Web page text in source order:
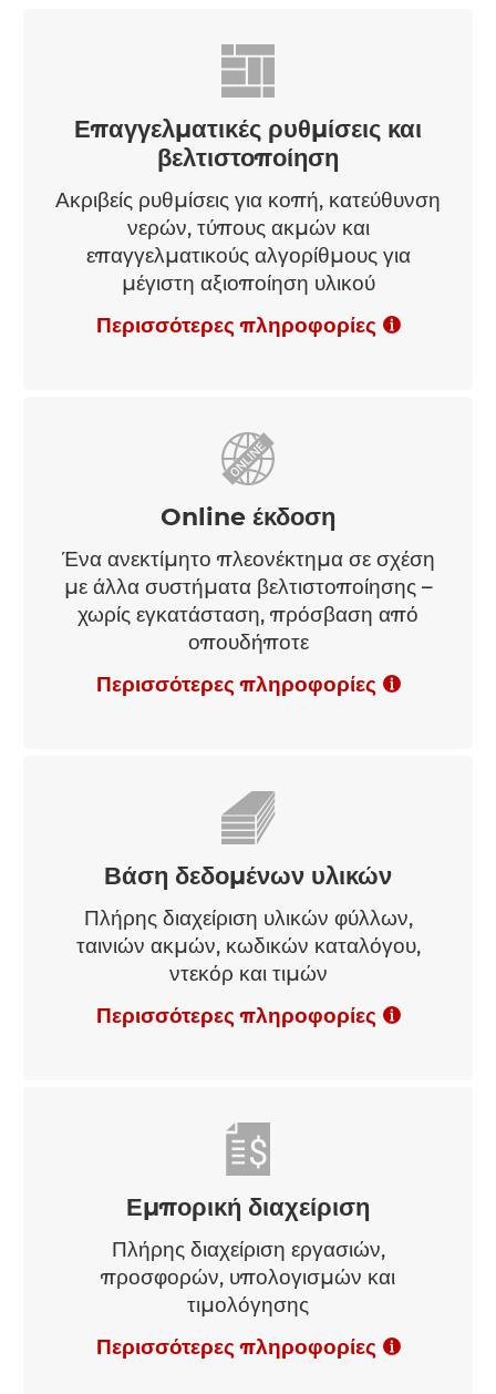
Επαγγελματικές ρυθμίσεις και
βελτιστοποίηση
Ακριβείς ρυθμίσεις για κοπή, κατεύθυνση
νερών, τύπους ακμών και
επαγγελματικούς αλγορίθμους για
μέγιστη αξιοποίηση υλικού
Περισσότερες πληροφορίες
Online έκδοση
Ένα ανεκτίμητο πλεονέκτημα σε σχέση
με άλλα συστήματα βελτιστοποίησης –
χωρίς εγκατάσταση, πρόσβαση από
οπουδήποτε
Περισσότερες πληροφορίες
Βάση δεδομένων υλικών
Πλήρης διαχείριση υλικών φύλλων,
ταινιών ακμών, κωδικών καταλόγου,
ντεκόρ και τιμών
Περισσότερες πληροφορίες
Εμπορική διαχείριση
Πλήρης διαχείριση εργασιών,
προσφορών, υπολογισμών και
τιμολόγησης
Περισσότερες πληροφορίες